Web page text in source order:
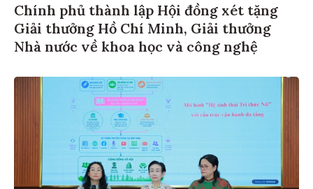
Chính phủ thành lập Hội đồng xét tặng
Giải thưởng Hồ Chí Minh, Giải thưởng
Nhà nước về khoa học và công nghệ